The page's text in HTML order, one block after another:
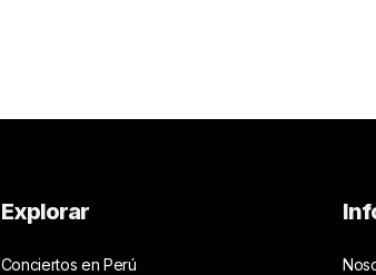
Explorar
Conciertos en Perú